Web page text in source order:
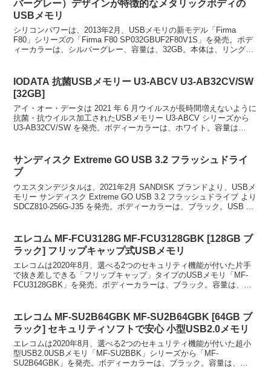
バーグレー）デザインが特徴的なメタリックボディの
USBメモリ
シリコンパワーは、2013年2月、USBメモリの新モデル「Firma
F80」シリーズの「Firma F80 SP032GBUF2F80V1S」を発売。ボデ
ィーカラーは、シルバーグレー、容量は、32GB。本体は、リング形
IODATA 抗菌USBメモリー U3-ABCV U3-AB32CV/SW
[32GB]
アイ・オー・データは 2021 年 6 月ウイルスが長時間増えないように
抗菌・抗ウイルス加工されたUSBメモリー U3-ABCV シリーズから
U3-AB32CV/SW を発売。ボディーカラーは、ホワイト。容量は
サンディスク Extreme GO USB 3.2 フラッシュドライ
ブ
ウエスタンデジタルは、2021年2月 SANDISK ブランドより、USBメ
モリー サンディスク Extreme GO USB 3.2 フラッシュドライブ より
SDCZ810-256G-J35 を発売。ボディーカラーは、ブラック。USB ...
エレコム MF-FCU3128G MF-FCU3128GBK [128GB ブ
ラック] フリップキャップ式USBメモリ
エレコムは2020年8月、選べる2つのセキュリティ機能が付いた片手
で抜き差しできる「フリップキャップ」タイプのUSBメモリ「MF-
FCU3128GBK」を発売。ボディーカラーは、ブラック。容量は、
エレコム MF-SU2B64GBK MF-SU2B64GBK [64GB ブ
ラック] セキュリティソフトで安心 小型USB2.0メモリ
エレコムは2020年8月、選べる2つのセキュリティ機能が付いた超小
型USB2.0USBメモリ「MF-SU2BBK」シリーズから「MF-
SU2B64GBK」を発売。ボディーカラーは、ブラック。容量は、